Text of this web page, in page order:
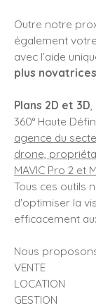
Outre notre
également
avec l’aide
plus
Plans 2D et 3D,
360° Haute
agence du
drone,
MAVIC Pro 2 et
Tous ces outils
d'optimiser la
efficacement
Nous
VENTE
LOCATION
GESTION